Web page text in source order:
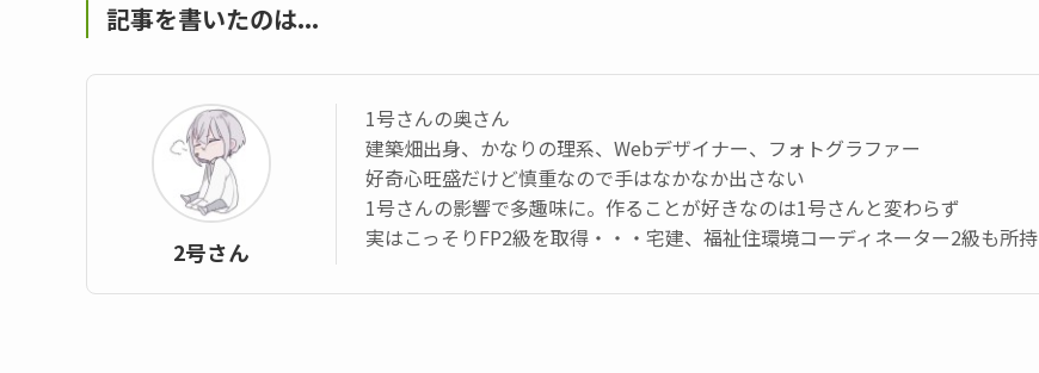
記事を書いたのは...
2号さん
1号さんの奥さん
建築畑出身、かなりの理系、Webデザイナー、フォトグラファー
好奇心旺盛だけど慎重なので手はなかなか出さない
1号さんの影響で多趣味に。作ることが好きなのは1号さんと変わらず
実はこっそりFP2級を取得・・・宅建、福祉住環境コーディネーター2級も所持